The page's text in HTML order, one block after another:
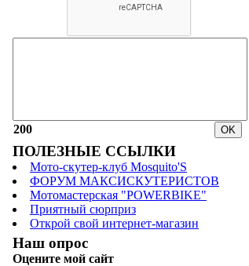
200
ПОЛЕЗНЫЕ ССЫЛКИ
Мото-скутер-клуб Mosquito'S
ФОРУМ МАКСИСКУТЕРИСТОВ
Мотомастерская "POWERBIKE"
Приятный сюрприз
Открой свой интернет-магазин
Наш опрос
Оцените мой сайт